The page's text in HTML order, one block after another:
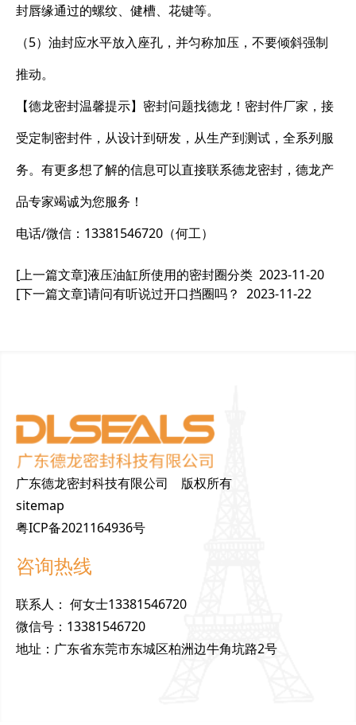
封唇缘通过的螺纹、健槽、花键等。
（5）油封应水平放入座孔，并匀称加压，不要倾斜强制
推动。
【德龙密封温馨提示】密封问题找德龙！密封件厂家，接
受定制密封件，从设计到研发，从生产到测试，全系列服
务。有更多想了解的信息可以直接联系德龙密封，德龙产
品专家竭诚为您服务！
电话/微信：13381546720（何工）
[上一篇文章]液压油缸所使用的密封圈分类 2023-11-20
[下一篇文章]请问有听说过开口挡圈吗？ 2023-11-22
广东德龙密封科技有限公司 版权所有
sitemap
粤ICP备2021164936号
咨询热线
联系人 ： 何女士13381546720
微信号 ： 13381546720
地址 ： 广东省东莞市东城区柏洲边牛角坑路2号